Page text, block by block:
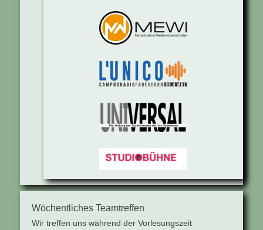
Wöchentliches Teamtreffen
Wir treffen uns während der Vorlesungszeit